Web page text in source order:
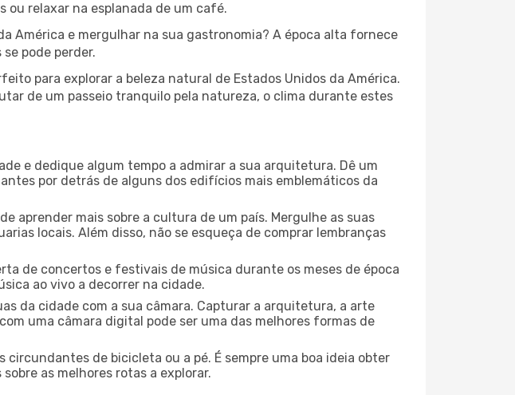
ou relaxar na esplanada de um café.
América e mergulhar na sua gastronomia? A época alta fornece
pode perder.
para explorar a beleza natural de Estados Unidos da América.
de um passeio tranquilo pela natureza, o clima durante estes
e dedique algum tempo a admirar a sua arquitetura. Dê um
por detrás de alguns dos edifícios mais emblemáticos da
aprender mais sobre a cultura de um país. Mergulhe as suas
locais. Além disso, não se esqueça de comprar lembranças
de concertos e festivais de música durante os meses de época
ao vivo a decorrer na cidade.
da cidade com a sua câmara. Capturar a arquitetura, a arte
uma câmara digital pode ser uma das melhores formas de
circundantes de bicicleta ou a pé. É sempre uma boa ideia obter
as melhores rotas a explorar.